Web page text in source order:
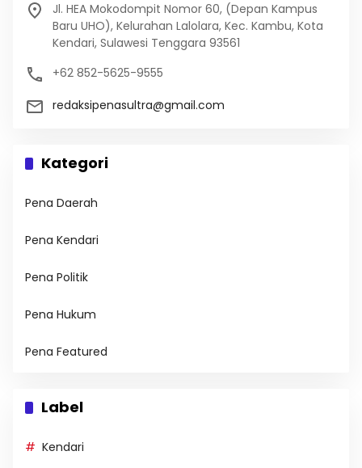
Jl. HEA Mokodompit Nomor 60, (Depan Kampus
Baru UHO), Kelurahan Lalolara, Kec. Kambu, Kota
Kendari, Sulawesi Tenggara 93561
+62 852-5625-9555
redaksipenasultra@gmail.com
Kategori
Pena Daerah
Pena Kendari
Pena Politik
Pena Hukum
Pena Featured
Label
Kendari